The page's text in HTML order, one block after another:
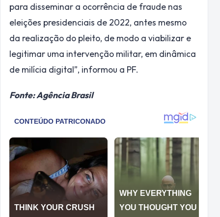
para disseminar a ocorrência de fraude nas
eleições presidenciais de 2022, antes mesmo
da realização do pleito, de modo a viabilizar e
legitimar uma intervenção militar, em dinâmica
de milícia digital”, informou a PF.
Fonte: Agência Brasil